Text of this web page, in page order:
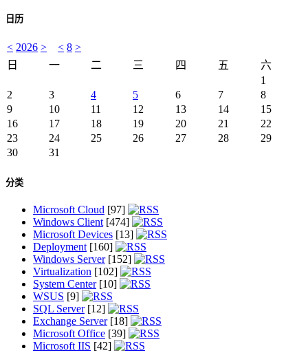
日历
< 2026 > < 8 >
日
一 二 三 四 五
六
1
2
3 4 5 6 7
8
9
10 11 12 13 14
15
16
17 18 19 20 21
22
23
24 25 26 27 28
29
30
31
分类
Microsoft Cloud [97]
Windows Client[474]
Microsoft Devices [13]
Deployment[160]
Windows Server[152]
Virtualization [102]
System Center[10]
WSUS [9]
SQL Server[12]
Exchange Server[18]
Microsoft Office [39]
Microsoft IIS [42]